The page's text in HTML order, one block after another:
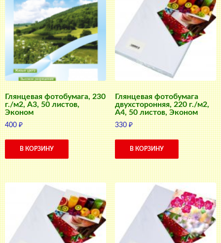
Глянцевая фотобумага, 230
г./м2, A3, 50 листов,
Эконом
400₽
В КОРЗИНУ
Глянцевая фотобумага
двухсторонняя, 220 г./м2,
A4, 50 листов, Эконом
330₽
В КОРЗИНУ